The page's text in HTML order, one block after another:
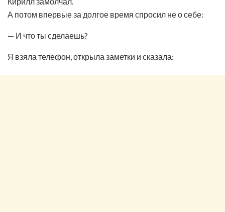
А потом впервые за долгое время спросил не о себе:
— И что ты сделаешь?
Я взяла телефон, открыла заметки и сказала: